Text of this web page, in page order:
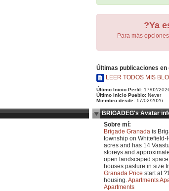
?Ya
Para más
Últimas publicaciones en
LEER TODOS MIS
Último Inicio Perfil: 17/02/
Último Inicio Pueblo: Never
Miembro desde: 17/02/2026
BRIGADEG's Avatar
Sobre mí:
Brigade Granada is
township on Whitefield-
acres and has 14
storeys and
open landscaped
houses pasture in size
Granada Price start at
housing.Apartments
Apartments